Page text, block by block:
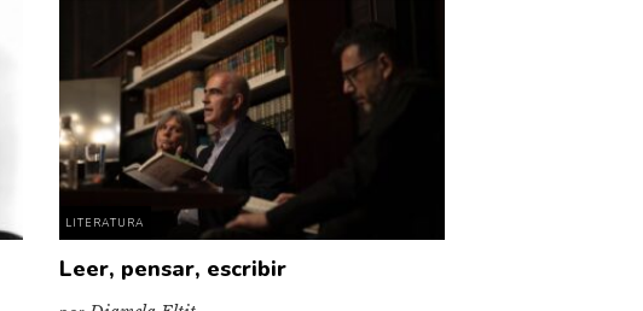
Turismo accidental
Vidas paralelas
Voces y lecturas
LITERATURA
Leer, pensar, escribir